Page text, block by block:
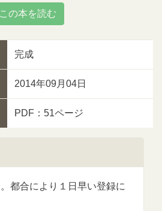
この本を読む
完成
2014年09月04日
PDF：51ページ
都合により１日早い登録に